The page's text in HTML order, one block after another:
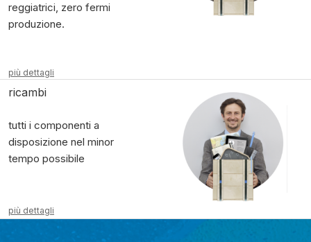
reggiatrici, zero fermi
produzione.
più dettagli
ricambi
tutti i componenti a
disposizione nel minor
tempo possibile
più dettagli